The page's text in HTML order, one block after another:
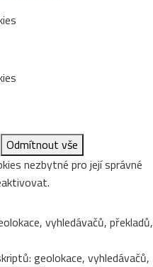
Odmítnout vše
nezbytné pro její správné
vyhledávačů, překladů,
geolokace, vyhledávačů,